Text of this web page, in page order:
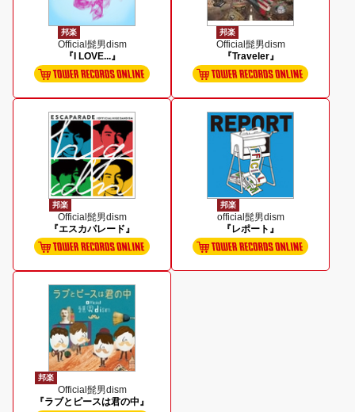
邦楽
Official髭男dism
『I LOVE...』
邦楽
Official髭男dism
『Traveler』
邦楽
Official髭男dism
『エスカパレード』
邦楽
official髭男dism
『レポート』
邦楽
Official髭男dism
『ラブとピースは君の中』